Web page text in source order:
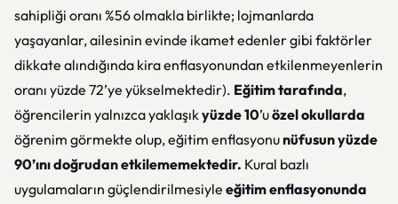
sahipliği oranı %56 olmakla birlikte; lojmanlarda
yaşayanlar, ailesinin evinde ikamet edenler gibi faktörler
dikkate alındığında kira enflasyonundan etkilenmeyenlerin
oranı yüzde 72’ye yükselmektedir). Eğitim tarafında,
öğrencilerin yalnızca yaklaşıkyüzde 10’uözel okullarda
öğrenim görmekte olup, eğitim enflasyonunüfusun yüzde
90’ını doğrudan etkilememektedir. Kural bazlı
uygulamaların güçlendirilmesiyle eğitim enflasyonunda